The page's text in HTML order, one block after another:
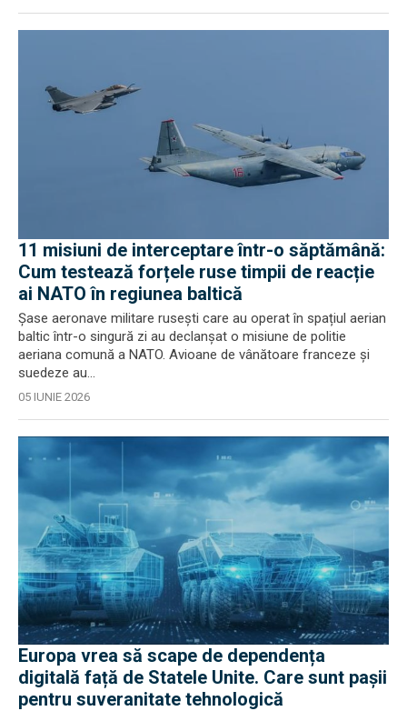
11 misiuni de interceptare într-o săptămână:
Cum testează forțele ruse timpii de reacție
ai NATO în regiunea baltică
Șase aeronave militare rusești care au operat în spațiul aerian
baltic într-o singură zi au declanșat o misiune de politie
aeriana comună a NATO. Avioane de vânătoare franceze și
suedeze au...
05 IUNIE 2026
Europa vrea să scape de dependența
digitală față de Statele Unite. Care sunt pașii
pentru suveranitate tehnologică